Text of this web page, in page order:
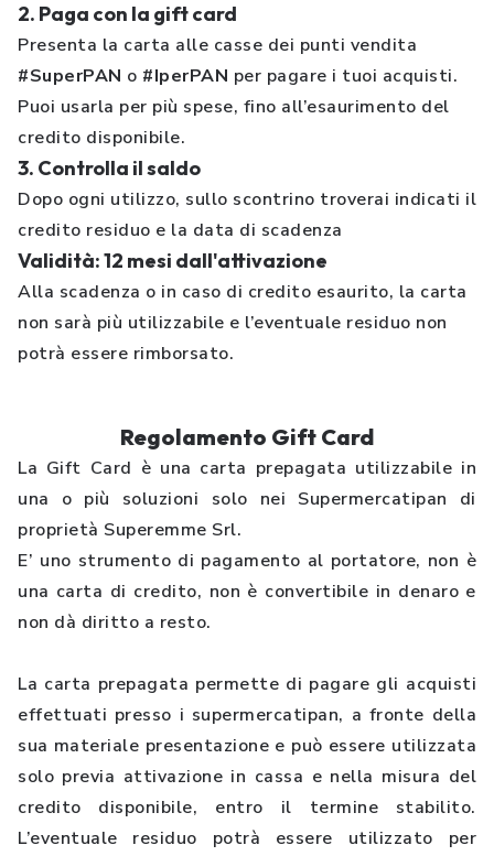
2. Paga con la gift card
Presenta la carta alle casse dei punti vendita
#SuperPAN o #IperPAN per pagare i tuoi acquisti.
Puoi usarla per più spese, fino all’esaurimento del
credito disponibile.
3. Controlla il saldo
Dopo ogni utilizzo, sullo scontrino troverai indicati il
credito residuo e la data di scadenza
Validità: 12 mesi dall'attivazione
Alla scadenza o in caso di credito esaurito, la carta
non sarà più utilizzabile e l’eventuale residuo non
potrà essere rimborsato.
Regolamento Gift Card
La Gift Card è una carta prepagata utilizzabile in
una o più soluzioni solo nei Supermercatipan di
proprietà Superemme Srl.
E’ uno strumento di pagamento al portatore, non è
una carta di credito, non è convertibile in denaro e
non dà diritto a resto.
La carta prepagata permette di pagare gli acquisti
effettuati presso i supermercatipan, a fronte della
sua materiale presentazione e può essere utilizzata
solo previa attivazione in cassa e nella misura del
credito disponibile, entro il termine stabilito.
L’eventuale residuo potrà essere utilizzato per